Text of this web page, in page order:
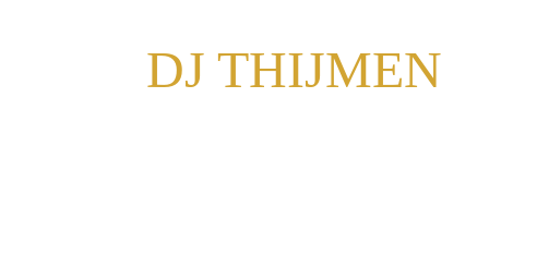
DJ THIJMEN